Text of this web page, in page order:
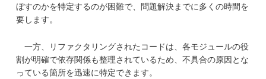
ぼすのかを特定するのが困難で、問題解決までに多くの時間を
要します。
一方、リファクタリングされたコードは、各モジュールの役
割が明確で依存関係も整理されているため、不具合の原因とな
っている箇所を迅速に特定できます。